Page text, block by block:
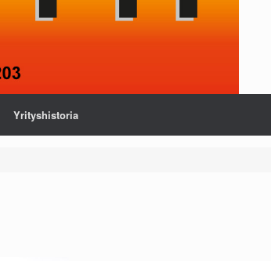
Yrityshistoria